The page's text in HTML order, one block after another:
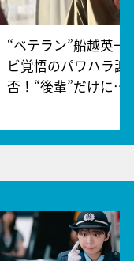
“ベテラン”船越英一
ビ覚悟のパワハラ謝
否！“後輩”だけに…